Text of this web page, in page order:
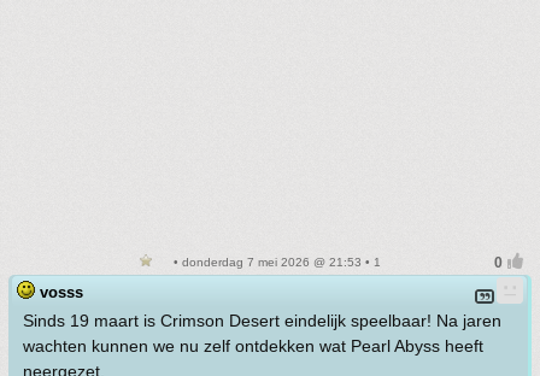
• donderdag 7 mei 2026 @ 21:53 • 1
vosss
Sinds 19 maart is Crimson Desert eindelijk speelbaar! Na jaren
wachten kunnen we nu zelf ontdekken wat Pearl Abyss heeft
neergezet.